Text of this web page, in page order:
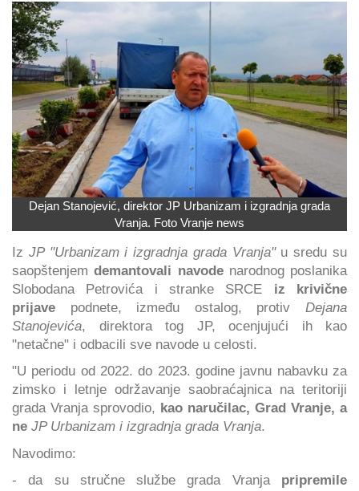
Dejan Stanojević, direktor JP Urbanizam i izgradnja grada
Vranja. Foto Vranje news
Iz JP "Urbanizam i izgradnja grada Vranja"u sredu su
saopštenjemdemantovali navodenarodnog poslanika
Slobodana Petrovića i stranke SRCE iz krivične
prijave podnete, između ostalog, protiv Dejana
Stanojevića, direktora tog JP, ocenjujući ih kao
"netačne" i odbacili sve navode u celosti.
"U periodu od 2022. do 2023. godine javnu nabavku za
zimsko i letnje održavanje saobraćajnica na teritoriji
grada Vranja sprovodio, kao naručilac, Grad Vranje, a
ne JP Urbanizam i izgradnja grada Vranja.
Navodimo:
- da su stručne službe grada Vranja pripremile